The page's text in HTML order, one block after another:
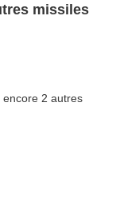
missiles